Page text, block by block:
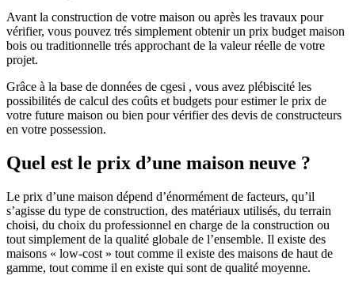
Avant la construction de votre maison ou après les travaux pour
vérifier, vous pouvez trés simplement obtenir un prix budget maison
bois ou traditionnelle trés approchant de la valeur réelle de votre
projet.
Grâce à la base de données de cgesi , vous avez plébiscité les
possibilités de calcul des coûts et budgets pour estimer le prix de
votre future maison ou bien pour vérifier des devis de constructeurs
en votre possession.
Quel est le prix d’une maison neuve ?
Le prix d’une maison dépend d’énormément de facteurs, qu’il
s’agisse du type de construction, des matériaux utilisés, du terrain
choisi, du choix du professionnel en charge de la construction ou
tout simplement de la qualité globale de l’ensemble. Il existe des
maisons « low-cost » tout comme il existe des maisons de haut de
gamme, tout comme il en existe qui sont de qualité moyenne.